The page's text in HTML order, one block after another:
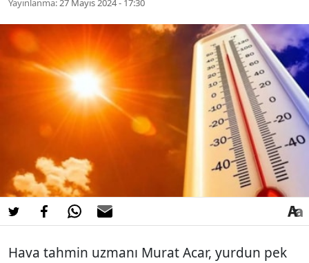
Yayınlanma:27 Mayıs 2024 - 17:30
Hava tahmin uzmanı Murat Acar, yurdun pek